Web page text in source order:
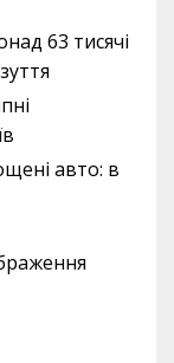
63 тисячі
авто: в